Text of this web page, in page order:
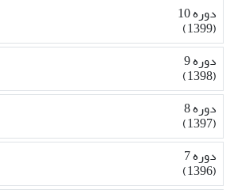
دوره 10
(1399)
دوره 9
(1398)
دوره 8
(1397)
دوره 7
(1396)